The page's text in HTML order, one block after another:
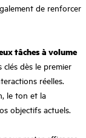
de renforcer
tâches à volume
clés dès le premier
réelles.
le ton et la
objectifs actuels.